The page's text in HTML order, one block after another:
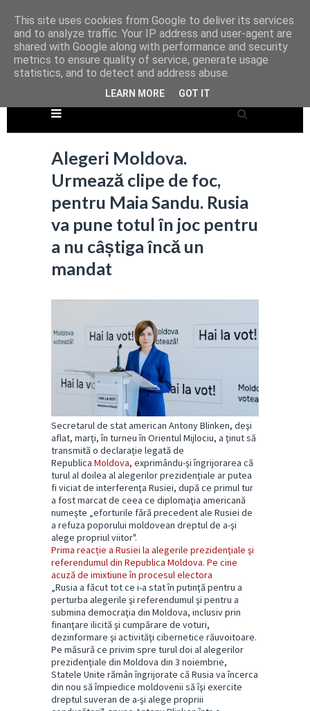
Alegeri Moldova.
Urmează clipe de foc,
pentru Maia Sandu. Rusia
va pune totul în joc pentru
a nu câștiga încă un
mandat
Secretarul de stat american Antony Blinken, deşi
aflat, marţi, în turneu în Orientul Mijlociu, a ţinut să
transmită o declaraţie legată de
Republica Moldova, exprimându-şi îngrijorarea că
turul al doilea al alegerilor prezidenţiale ar putea
fi viciat de interferenţa Rusiei, după ce primul tur
a fost marcat de ceea ce diplomaţia americană
numeşte „eforturile fără precedent ale Rusiei de
a refuza poporului moldovean dreptul de a-şi
alege propriul viitor".
Prima reacție a Rusiei la alegerile prezidenţiale şi
referendumul din Republica Moldova. Pe cine
acuză de imixtiune în procesul electora
„Rusia a făcut tot ce i-a stat în putinţă pentru a
perturba alegerile şi referendumul şi pentru a
submina democraţia din Moldova, inclusiv prin
finanţare ilicită şi cumpărare de voturi,
dezinformare şi activităţi cibernetice răuvoitoare.
Pe măsură ce privim spre turul doi al alegerilor
prezidenţiale din Moldova din 3 noiembrie,
Statele Unite rămân îngrijorate că Rusia va încerca
din nou să împiedice moldovenii să îşi exercite
dreptul suveran de a-şi alege propriii
This site uses cookies from Google to deliver its services
and to analyze traffic. Your IP address and user-agent are
shared with Google along with performance and security
metrics to ensure quality of service, generate usage
statistics, and to detect and address abuse.
LEARN MORE GOT IT